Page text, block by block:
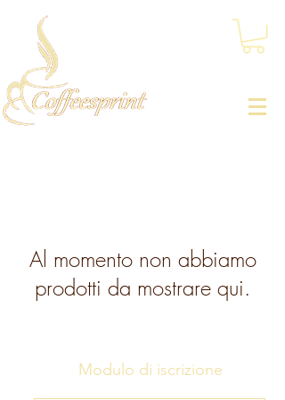
Al momento non abbiamo
prodotti da mostrare qui.
Modulo di iscrizione